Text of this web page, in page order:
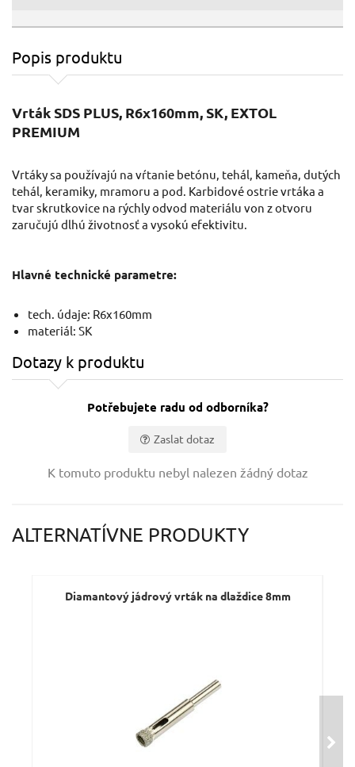
Popis produktu
Vrták SDS PLUS, R6x160mm, SK, EXTOL
PREMIUM
Vrtáky sa používajú na vŕtanie betónu, tehál, kameňa, dutých
tehál, keramiky, mramoru a pod. Karbidové ostrie vrtáka a
tvar skrutkovice na rýchly odvod materiálu von z otvoru
zaručujú dlhú životnosť a vysokú efektivitu.
Hlavné technické parametre:
tech. údaje: R6x160mm
materiál: SK
Dotazy k produktu
Potřebujete radu od odborníka?
Zaslat dotaz
K tomuto produktu nebyl nalezen žádný dotaz
ALTERNATÍVNE PRODUKTY
Diamantový jádrový vrták na dlaždice 8mm